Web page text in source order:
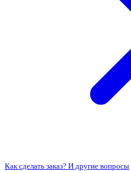
Как сделать заказ? И другие вопросы